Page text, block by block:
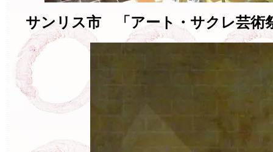
サンリス市 「アート・サクレ芸術